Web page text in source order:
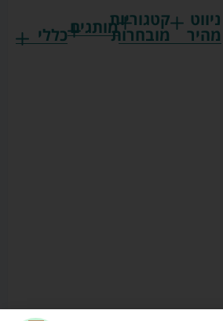
ניווט
מהיר
וצעצועים
קטגוריות
מובחרותמותגים
גרקו
כללי